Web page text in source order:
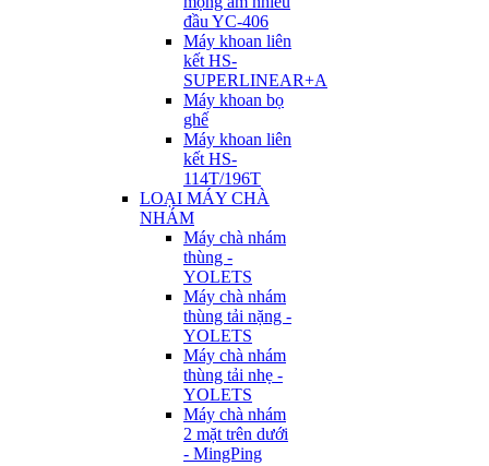
đầu YC-406
Máy khoan liên
kết HS-
SUPERLINEAR+A
Máy khoan bọ
ghế
Máy khoan liên
kết HS-
114T/196T
LOẠI MÁY CHÀ
NHÁM
Máy chà nhám
thùng -
YOLETS
Máy chà nhám
thùng tải nặng -
YOLETS
Máy chà nhám
thùng tải nhẹ -
YOLETS
Máy chà nhám
2 mặt trên dưới
- MingPing